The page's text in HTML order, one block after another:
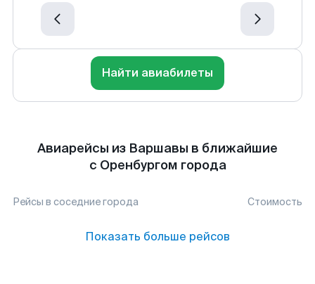
Найти авиабилеты
Авиарейсы из Варшавы в ближайшие
с Оренбургом города
Рейсы в соседние города Стоимость
Показать больше рейсов